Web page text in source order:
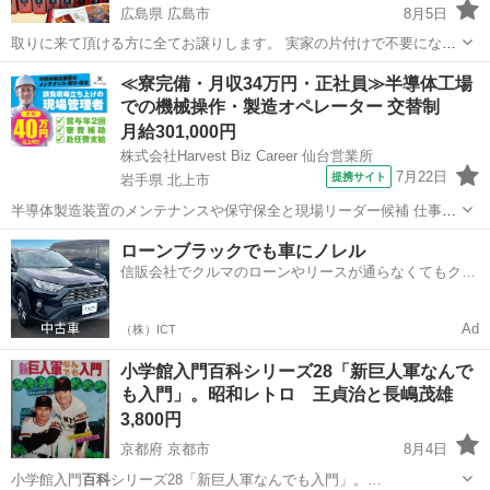
広島県 広島市
8月5日
取りに来て頂ける方に全てお譲りします。 実家の片付けで不要になり
ました。 バインダーの背表紙が日焼けして白っぽくなっており、綴じ
てある本も多少表紙の折れ・スレ・汚れ(写真2番目)などがありますが
内容は問題なくご覧いだ...
広島 広島市 雑誌
≪寮完備・月収34万円・正社員≫半導体工場
での機械操作・製造オペレーター 交替制
月給301,000円
株式会社Harvest Biz Career 仙台営業所
岩手県 北上市
提携サイト 7月22日
半導体製造装置のメンテナンスや保守保全と現場リーダー候補 仕事内
容 ＼フラッシュメモリの製造を行う工場で半導体製造装置の保守・点
検のお仕事／ 【主な業務】 フラッシュメモリなどに使用される「半導
体」。 その半導体を...
岩手 北上市 その他
ローンブラックでも車にノレル
信販会社でクルマのローンやリースが通らなくてもクル
（株）ICT Ad
小学館入門百科シリーズ28「新巨人軍なんで
も入門」。昭和レトロ 王貞治と長嶋茂雄
3,800円
京都府 京都市
8月4日
小学館入門百科シリーズ28「新巨人軍なんでも入門」。…